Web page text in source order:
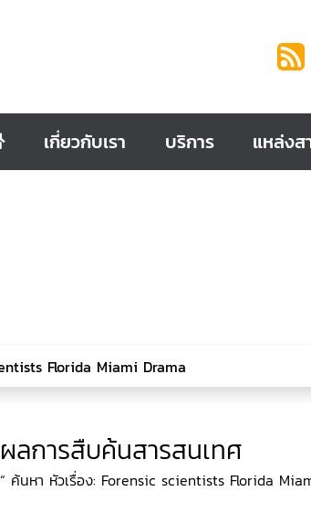
เกี่ยวกับเรา บริการ แหล่งส
ผลการสืบค้นสารสนเทศ
“ ค้นหา หัวเรื่อง: Forensic scientists Florida